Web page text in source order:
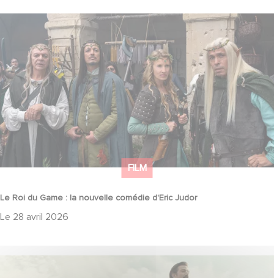
FILM
Le Roi du Game : la nouvelle comédie d'Eric Judor
Le 28 avril 2026
Le Roi du Game : la nouvelle comédie d'Eric Judor
Découvrez les premières images de Mexico 86, la nouvelle